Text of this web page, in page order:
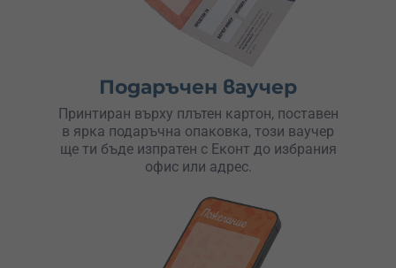
Подаръчен ваучер
Принтиран върху плътен картон, поставен
в ярка подаръчна опаковка, този ваучер
ще ти бъде изпратен с Еконт до избрания
офис или адрес.